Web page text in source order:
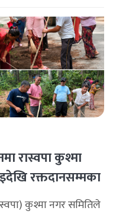
रास्वपा कुश्मा
रक्तदानसम्मका
कुश्मा नगर समितिले